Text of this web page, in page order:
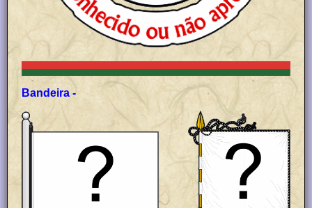
Bandeira -